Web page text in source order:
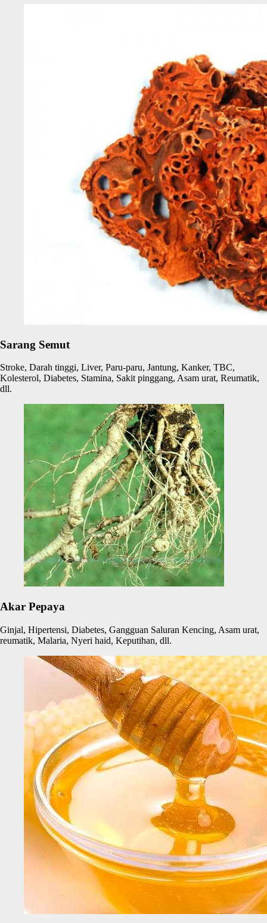
Sarang Semut
Stroke, Darah tinggi, Liver, Paru-paru, Jantung, Kanker, TBC,
Kolesterol, Diabetes, Stamina, Sakit pinggang, Asam urat, Reumatik,
dll.
Akar Pepaya
Ginjal, Hipertensi, Diabetes, Gangguan Saluran Kencing, Asam urat,
reumatik, Malaria, Nyeri haid, Keputihan, dll.